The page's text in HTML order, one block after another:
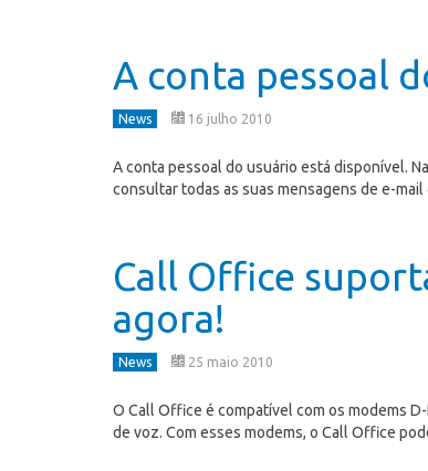
A conta pessoal
News 16 julho 2010
A conta pessoal do usuário está disponível.
consultar todas as suas mensagens de e-
Call Office
agora!
News 25 maio 2010
O Call Office é compatível com os modems
de voz. Com esses modems, o Call Office